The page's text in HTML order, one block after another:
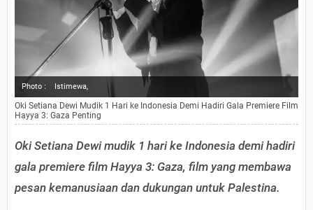
Photo : Istimewa,
Oki Setiana Dewi Mudik 1 Hari ke Indonesia Demi Hadiri Gala Premiere Film
Hayya 3: Gaza Penting
Oki Setiana Dewi mudik 1 hari ke Indonesia demi hadiri
gala premiere film Hayya 3: Gaza, film yang membawa
pesan kemanusiaan dan dukungan untuk Palestina.